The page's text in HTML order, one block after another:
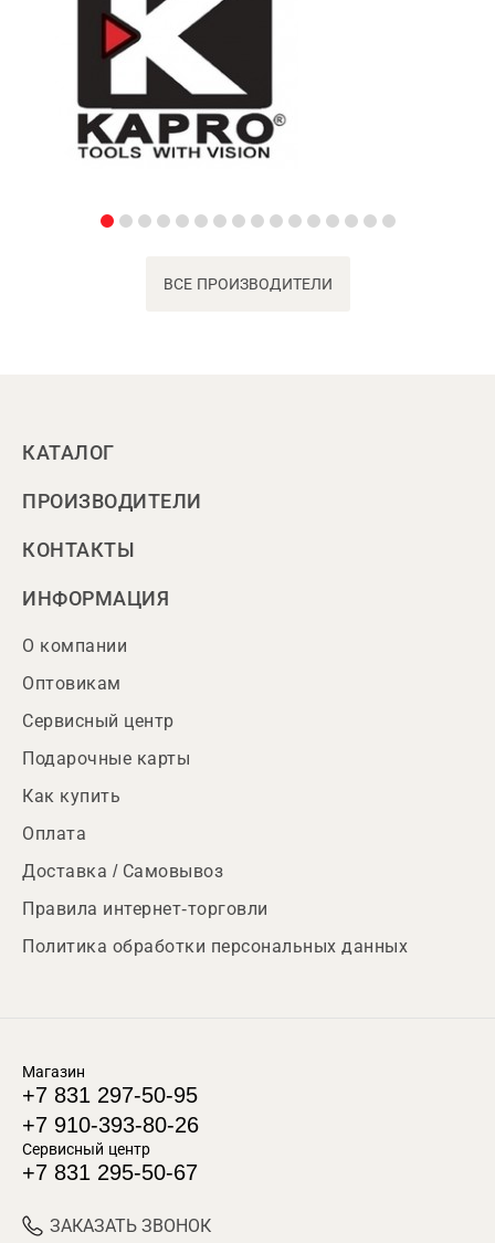
ВСЕ ПРОИЗВОДИТЕЛИ
КАТАЛОГ
ПРОИЗВОДИТЕЛИ
КОНТАКТЫ
ИНФОРМАЦИЯ
О компании
Оптовикам
Сервисный центр
Подарочные карты
Как купить
Оплата
Доставка / Самовывоз
Правила интернет-торговли
Политика обработки персональных данных
Магазин
+7 831 297-50-95
+7 910-393-80-26
Сервисный центр
+7 831 295-50-67
ЗАКАЗАТЬ ЗВОНОК